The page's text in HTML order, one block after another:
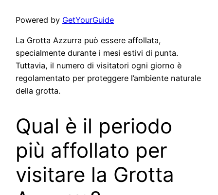
Powered by GetYourGuide
La Grotta Azzurra può essere affollata,
specialmente durante i mesi estivi di punta.
Tuttavia, il numero di visitatori ogni giorno è
regolamentato per proteggere l’ambiente naturale
della grotta.
Qual è il periodo
più affollato per
visitare la Grotta